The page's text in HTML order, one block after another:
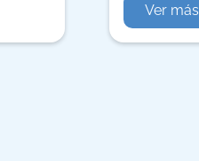
Ver más